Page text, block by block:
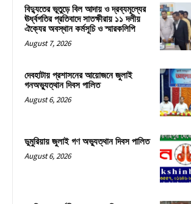
বিদ্যুতের ভূতুড়ে বিল আদায় ও দ্রব্যমূল্যের
ঊর্ধ্বগতির প্রতিবাদে সাতক্ষীরায় ১১ দলীয়
ঐক্যের অবস্থান কর্মসূচি ও স্মারকলিপি
August 7, 2026
দেবহাটায় প্রশাসনের আয়োজনে জুলাই
গনঅভ্যুত্থান দিবস পালিত
August 6, 2026
ডুমুরিয়ায় জুলাই গণ অভ্যুত্থান দিবস পালিত
August 6, 2026